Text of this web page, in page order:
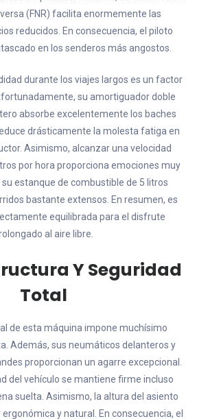
(FNR) facilita enormemente las
reducidos. En consecuencia, el piloto
en los senderos más angostos.
durante los viajes largos es un factor
su amortiguador doble
absorbe excelentemente los baches
drásticamente la molesta fatiga en
Asimismo, alcanzar una velocidad
por hora proporciona emociones muy
estanque de combustible de 5 litros
bastante extensos. En resumen, es
equilibrada para el disfrute
al aire libre.
Y Seguridad
Total
de esta máquina impone muchísimo
Además, sus neumáticos delanteros y
proporcionan un agarre excepcional.
del vehículo se mantiene firme incluso
suelta. Asimismo, la altura del asiento
y natural. En consecuencia, el